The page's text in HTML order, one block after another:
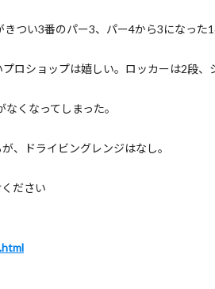
つい3番のパー3、パー4から3になった
ロショップは嬉しい。ロッカーは2段
くなってしまった。
、ドライビングレンジはなし。
ださい